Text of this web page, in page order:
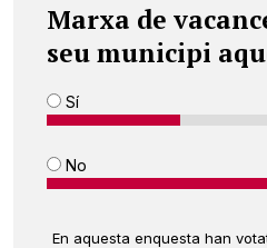
Marxa de
seu municipi
Sí
No
En aquesta enquesta han